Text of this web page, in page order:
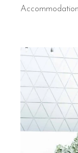
Accommodation